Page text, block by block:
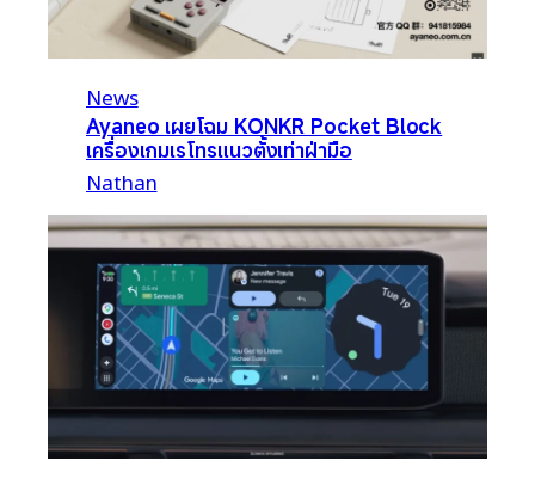
News
Ayaneo เผยโฉม KONKR Pocket Block
เครื่องเกมเรโทรแนวตั้งเท่าฝ่ามือ
Nathan